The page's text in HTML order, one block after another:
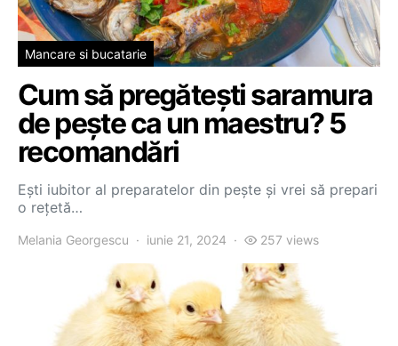
Mancare si bucatarie
Cum să pregătești saramura
de pește ca un maestru? 5
recomandări
Ești iubitor al preparatelor din pește și vrei să prepari
o rețetă…
Melania Georgescu iunie 21, 2024 257 views